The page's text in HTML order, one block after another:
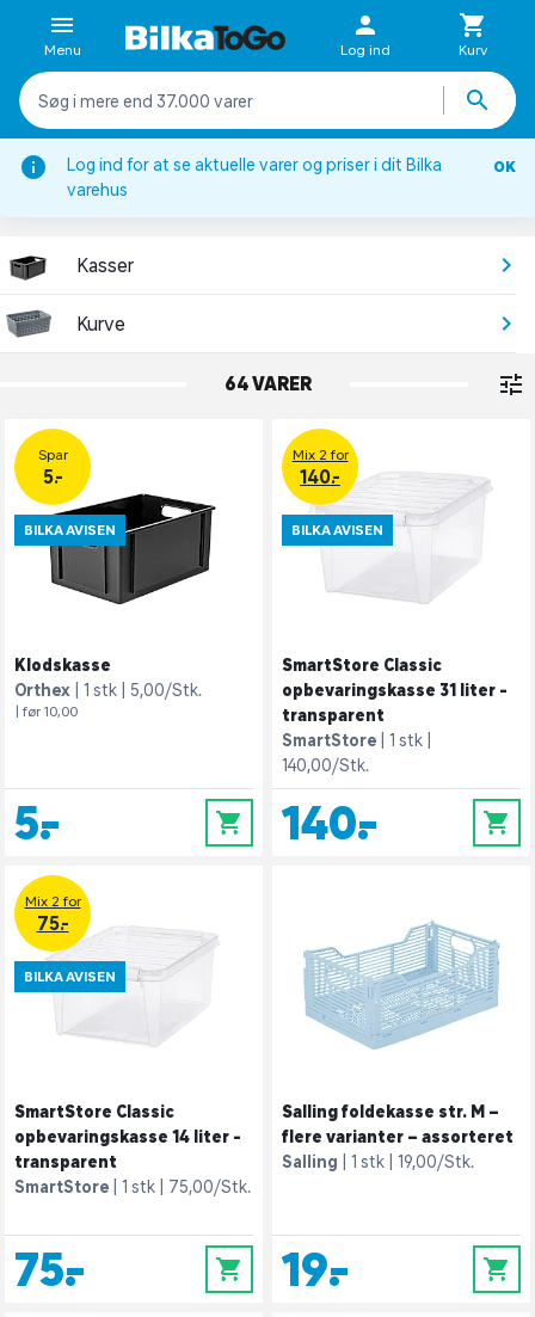
Log ind for at se aktuelle varer og priser i dit Bilka
varehus
OK
Menu Log ind Kurv
Opbevaring
KASSER & KURVE
Kasser
Kurve
64 VARER
Spar
5.-
BILKA AVISEN
Klodskasse
Orthex
1 stk 5,00/Stk.
| før 10,00
5,- 0
Mix 2 for
140.-
BILKA AVISEN
SmartStore Classic
opbevaringskasse 31 liter -
transparent
SmartStore
1 stk
140,00/Stk.
140,- 0
Mix 2 for
75.-
BILKA AVISEN
SmartStore Classic
opbevaringskasse 14 liter -
transparent
SmartStore
1 stk 75,00/Stk.
75,- 0
Salling foldekasse str. M –
flere varianter – assorteret
Salling
1 stk 19,00/Stk.
19,- 0